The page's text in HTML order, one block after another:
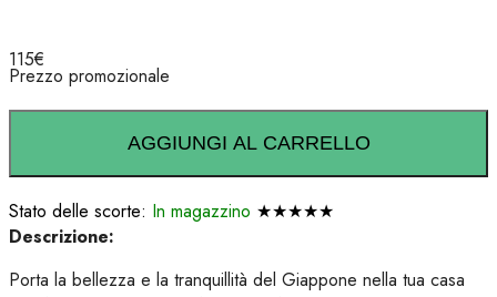
115€
Prezzo promozionale
AGGIUNGI AL CARRELLO
Stato delle scorte: In magazzino ★★★★★
Descrizione:
Porta la bellezza e la tranquillità del Giappone nella tua casa